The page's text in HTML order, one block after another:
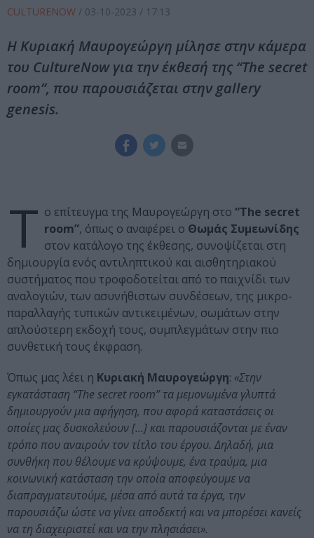
CULTURENOW / 03-10-2023 / 17:13
Η Κυριακή Μαυρογεώργη μίλησε στην κάμερα
του CultureNow για την έκθεσή της “The secret
room”, που παρουσιάζεται στην gallery
genesis.
Τ ο επίτευγμα της Μαυρογεώργη στο “The secret
room”, όπως ο αναφέρει ο Θωμάς Συμεωνίδης
στον κατάλογο της έκθεσης, συνοψίζεται στη
δημιουργία ενός αντιληπτικού και αισθητηριακού
συστήματος που τροφοδοτείται από το παιχνίδι των
αναλογιών, των ασυνήθιστων συνδέσεων, της μικρο-
παραλλαγής τυπικών αντικειμένων, σωμάτων στην
απλούστερη εκδοχή τους, συμπλεγμάτων στην πιο
συνθετική τους έκφραση.
Όπως μας λέει η Κυριακή Μαυρογεώργη: «Στην
εγκατάσταση “The secret room” τα μεμονωμένα γλυπτά
δημιουργούν μια αφήγηση, που αφορά καταστάσεις οι
οποίες μας δυσκολεύουν […] και παρουσιάζονται με έναν
τρόπο που αναιρούν τον τίτλο του έργου. Δηλαδή, μια
συνθήκη που θέλουμε να κρύψουμε, ένα τραύμα, μια
κοινωνική κατάσταση την οποία αποφεύγουμε να
διαπραγματευτούμε, μέσα από αυτά τα έργα, την
παρουσιάζω ώστε να γίνει αποδεκτή και να μπορέσει κανείς
να τη διαχειριστεί και να την πλησιάσει».